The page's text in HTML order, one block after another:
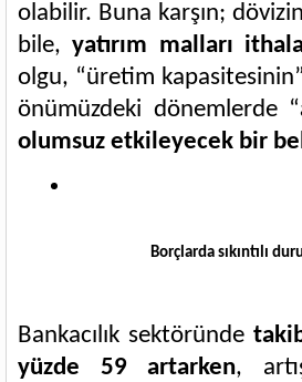
olabilir. Buna karşın;
bile,yatırım malları
olgu, “üretim
önümüzdeki dönemlerde “
olumsuz etkileyecek bir
Borçlarda sıkıntılı
Bankacılık sektöründe
yüzde 59 artarken,